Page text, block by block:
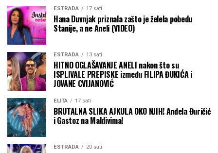
ESTRADA 17 sati
Hana Duvnjak priznala zašto je želela pobedu
Stanije, a ne Aneli (VIDEO)
ESTRADA 13 sati
HITNO OGLAŠAVANJE ANELI nakon što su
ISPLIVALE PREPISKE između FILIPA ĐUKIĆA i
JOVANE CVIJANOVIĆ
ELITA 17 sati
BRUTALNA SLIKA AJKULA OKO NJIH! Anđela Đuričić
i Gastoz na Maldivima!
ESTRADA 20 sati